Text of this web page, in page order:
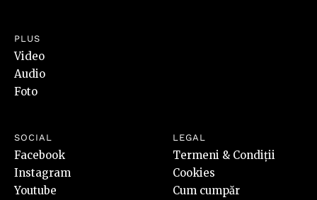
PLUS
Video
Audio
Foto
SOCIAL
Facebook
Instagram
Youtube
LEGAL
Termeni & Condiții
Cookies
Cum cumpăr